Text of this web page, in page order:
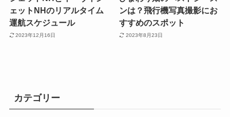
ェットNHのリアルタイム
運航スケジュール
2023年12月16日
ンは？飛行機写真撮影にお
すすめのスポット
2023年8月23日
カテゴリー